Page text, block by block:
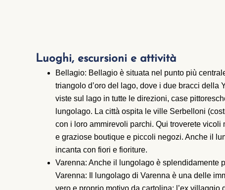
Luoghi, escursioni e attività
Bellagio: Bellagio è situata nel punto più
triangolo d’oro del lago, dove i due bracci della
viste sul lago in tutte le direzioni, case
lungolago. La città ospita le ville Serbelloni
con i loro ammirevoli parchi. Qui troverete
e graziose boutique e piccoli negozi. Anche il
incanta con fiori e fioriture.
Varenna: Anche il lungolago è splendidamente
Varenna: Il lungolago di Varenna è una delle
vero e proprio motivo da cartolina: l’ex